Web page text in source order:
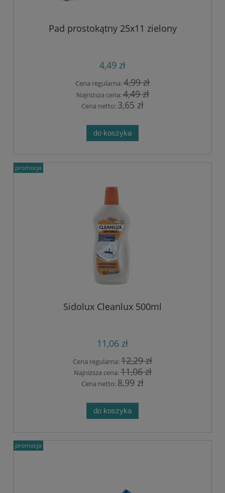
Pad prostokątny 25x11 zielony
4,49 zł
Cena regularna:4,99 zł
Najniższa cena:4,49 zł
Cena netto: 3,65 zł
do koszyka
Sidolux Cleanlux 500ml
11,06 zł
Cena regularna:12,29 zł
Najniższa cena:11,06 zł
Cena netto: 8,99 zł
do koszyka
promocja
promocja